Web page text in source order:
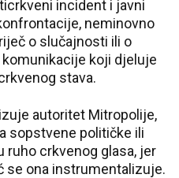
incident i javni
neminovno
o slučajnosti ili o
koji djeluje
stava.
autoritet Mitropolije,
sopstvene političke ili
crkvenog glasa, jer
se ona instrumentalizuje.